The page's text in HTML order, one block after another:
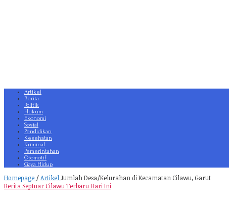
Artikel
Berita
Politik
Hukum
Ekonomi
Sosial
Pendidikan
Kesehatan
Kriminal
Pemerintahan
Otomotif
Gaya Hidup
Homepage /ArtikelJumlah Desa/Kelurahan di Kecamatan Cilawu, Garut
Berita Septuar Cilawu Terbaru Hari Ini